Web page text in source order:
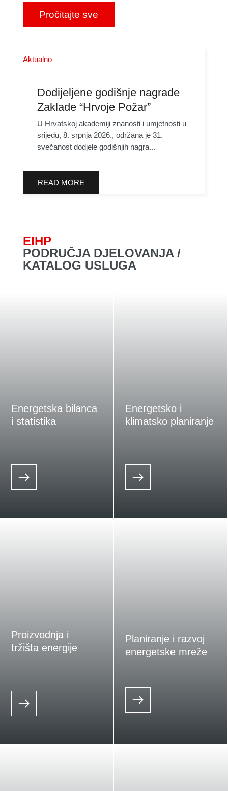
Pročitajte sve
Aktualno
Dodijeljene godišnje nagrade
Zaklade “Hrvoje Požar”
U Hrvatskoj akademiji znanosti i umjetnosti u
srijedu, 8. srpnja 2026., održana je 31.
svečanost dodjele godišnjih nagra...
READ MORE
EIHP
PODRUČJA DJELOVANJA /
KATALOG USLUGA
Energetska bilanca
i statistika
Energetsko i
klimatsko planiranje
Proizvodnja i
tržišta energije
Planiranje i razvoj
energetske mreže